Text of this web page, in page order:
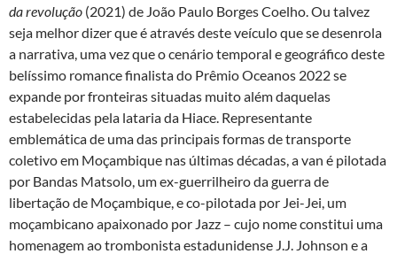
da revolução (2021) de João Paulo Borges Coelho. Ou talvez
seja melhor dizer que é através deste veículo que se desenrola
a narrativa, uma vez que o cenário temporal e geográfico deste
belíssimo romance finalista do Prêmio Oceanos 2022 se
expande por fronteiras situadas muito além daquelas
estabelecidas pela lataria da Hiace. Representante
emblemática de uma das principais formas de transporte
coletivo em Moçambique nas últimas décadas, a van é pilotada
por Bandas Matsolo, um ex-guerrilheiro da guerra de
libertação de Moçambique, e co-pilotada por Jei-Jei, um
moçambicano apaixonado por Jazz – cujo nome constitui uma
homenagem ao trombonista estadunidense J.J. Johnson e a